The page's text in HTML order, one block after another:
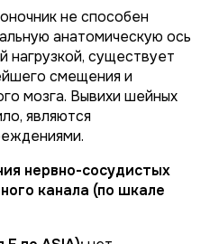
не способен
анатомическую ось
нагрузкой, существует
смещения и
мозга. Вывихи шейных
являются
нервно-сосудистых
канала (по шкале